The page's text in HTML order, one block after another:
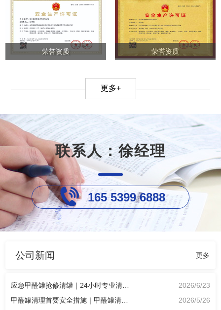
荣誉资质 荣誉资质
更多+
联系人：徐经理
165 5399 6888
公司新闻 更多
应急甲醛罐抢修清罐｜24小时专业清理甲醛罐，适配厂区突发工况
2026/6/23
甲醛罐清理首要安全措施｜甲醛罐清理公司专业解读
2026/5/26